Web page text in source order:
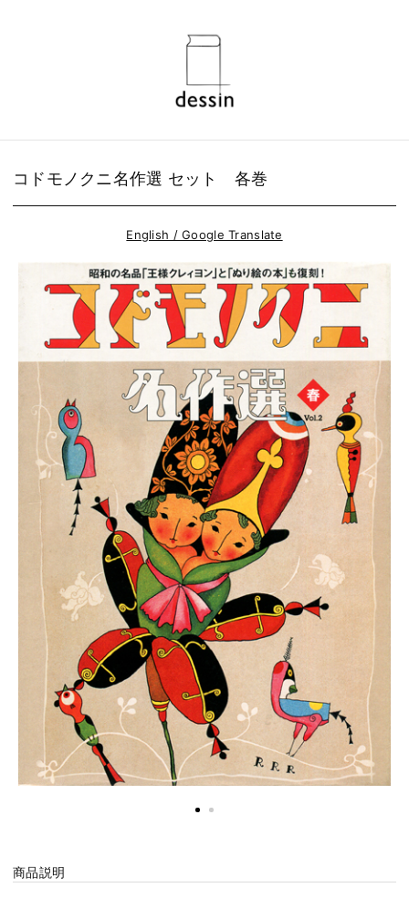
コドモノクニ名作選 セット 各巻
English / Google Translate
商品説明